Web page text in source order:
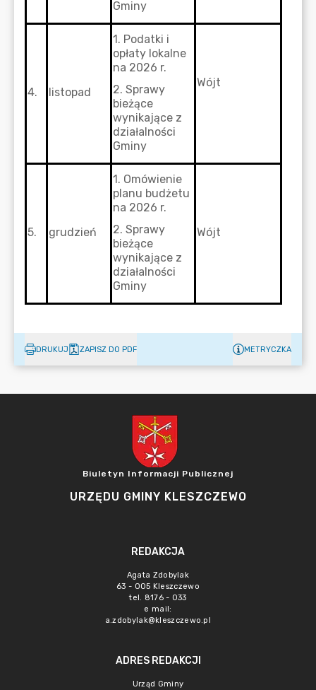
DRUKUJ ZAPISZ DO PDF METRYCZKA
Biuletyn Informacji Publicznej
URZĘDU GMINY KLESZCZEWO
REDAKCJA
Agata Zdobylak
63 - 005 Kleszczewo
tel. 8176 - 033
e mail:
a.zdobylak@kleszczewo.pl
ADRES REDAKCJI
Urząd Gminy